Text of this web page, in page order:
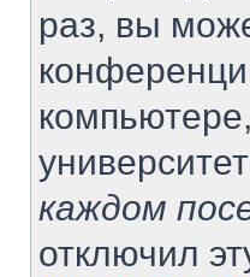
раз, вы
каждом
отключил